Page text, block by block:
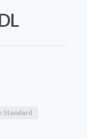
curent
Standard